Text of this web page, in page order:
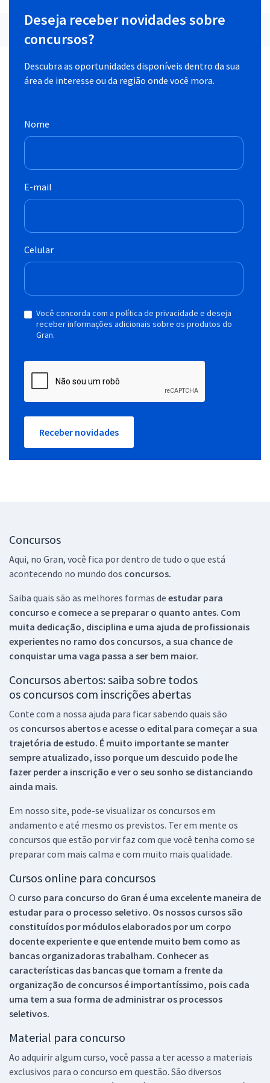
Deseja receber novidades sobre
concursos?
Descubra as oportunidades disponíveis dentro da sua
área de interesse ou da região onde você mora.
Nome
E-mail
Celular
Você concorda com a política de privacidade e deseja
receber informações adicionais sobre os produtos do
Gran.
Receber novidades
Concursos
Aqui, no Gran, você fica por dentro de tudo o que está
acontecendo no mundo dos concursos.
Saiba quais são as melhores formas de estudar para
concurso e comece a se preparar o quanto antes. Com
muita dedicação, disciplina e uma ajuda de profissionais
experientes no ramo dos concursos, a sua chance de
conquistar uma vaga passa a ser bem maior.
Concursos abertos: saiba sobre todos
os concursos com inscrições abertas
Conte com a nossa ajuda para ficar sabendo quais são
os concursos abertos e acesse o edital para começar a sua
trajetória de estudo. É muito importante se manter
sempre atualizado, isso porque um descuido pode lhe
fazer perder a inscrição e ver o seu sonho se distanciando
ainda mais.
Em nosso site, pode-se visualizar os concursos em
andamento e até mesmo os previstos. Ter em mente os
concursos que estão por vir faz com que você tenha como se
preparar com mais calma e com muito mais qualidade.
Cursos online para concursos
O curso para concurso do Gran é uma excelente maneira de
estudar para o processo seletivo. Os nossos cursos são
constituídos por módulos elaborados por um corpo
docente experiente e que entende muito bem como as
bancas organizadoras trabalham. Conhecer as
características das bancas que tomam a frente da
organização de concursos é importantíssimo, pois cada
uma tem a sua forma de administrar os processos
seletivos.
Material para concurso
Ao adquirir algum curso, você passa a ter acesso a materiais
exclusivos para o concurso em questão. São diversos